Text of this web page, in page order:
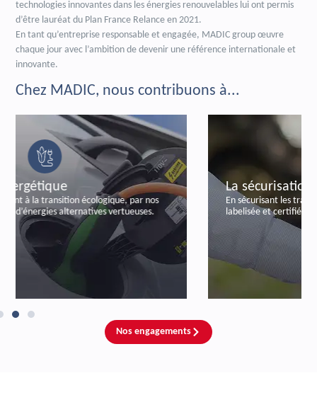
technologies innovantes dans les énergies renouvelables lui ont permis
d’être lauréat du Plan France Relance en 2021.
En tant qu’entreprise responsable et engagée, MADIC group œuvre
chaque jour avec l’ambition de devenir une référence internationale et
innovante.
Chez MADIC, nous contribuons à...
La sécurisation bancaire
En sécurisant les transactions bancaires, par notre offre
labelisée et certifiée de paiements autonomes.
Nos engagements